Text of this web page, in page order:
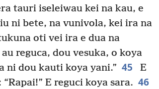
tauri iseleiwau kei na kau, e
ni bete, na vunivola, kei ira na
oti vei ira e dua na
reguca, dou vesuka, o koya
ni dou kauti koya yani.” 45
E
E reguci koya sara. 46